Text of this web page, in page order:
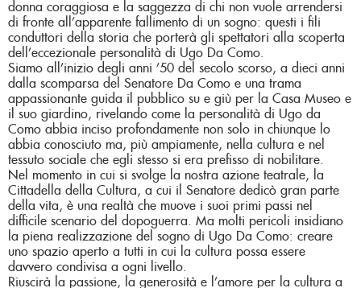
donna coraggiosa e la saggezza di chi non vuole arrendersi
di fronte all’apparente fallimento di un sogno: questi i fili
conduttori della storia che porterà gli spettatori alla scoperta
dell’eccezionale personalità di Ugo Da Como.
Siamo all’inizio degli anni ’50 del secolo scorso, a dieci anni
dalla scomparsa del Senatore Da Como e una trama
appassionante guida il pubblico su e giù per la Casa Museo e
il suo giardino, rivelando come la personalità di Ugo da
Como abbia inciso profondamente non solo in chiunque lo
abbia conosciuto ma, più ampiamente, nella cultura e nel
tessuto sociale che egli stesso si era prefisso di nobilitare.
Nel momento in cui si svolge la nostra azione teatrale, la
Cittadella della Cultura, a cui il Senatore dedicò gran parte
della vita, è una realtà che muove i suoi primi passi nel
difficile scenario del dopoguerra. Ma molti pericoli insidiano
la piena realizzazione del sogno di Ugo Da Como: creare
uno spazio aperto a tutti in cui la cultura possa essere
davvero condivisa a ogni livello.
Riuscirà la passione, la generosità e l’amore per la cultura a